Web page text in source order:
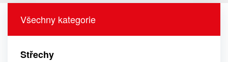
Všechny kategorie
Střechy